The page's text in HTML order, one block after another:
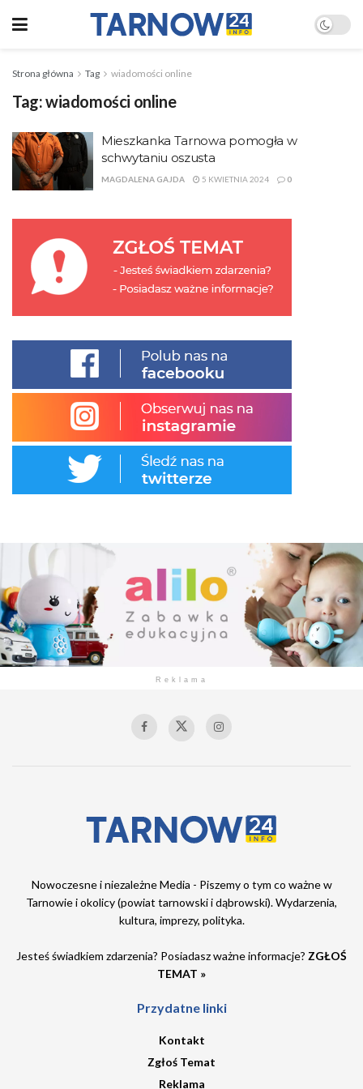
Strona główna Tag wiadomości online
Tag:wiadomości online
Mieszkanka Tarnowa pomogła w
schwytaniu oszusta
MAGDALENA GAJDA 5 KWIETNIA 2024 0
Reklama
Nowoczesne i niezależne Media - Piszemy o tym co ważne w
Tarnowie i okolicy (powiat tarnowski i dąbrowski). Wydarzenia,
kultura, imprezy, polityka.
Jesteś świadkiem zdarzenia? Posiadasz ważne informacje? ZGŁOŚ
TEMAT »
Przydatne linki
Kontakt
Zgłoś Temat
Reklama